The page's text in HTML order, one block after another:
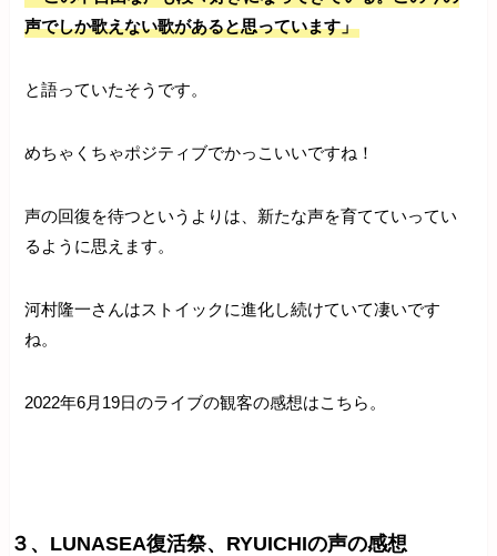
声でしか歌えない歌があると思っています」
と語っていたそうです。
めちゃくちゃポジティブでかっこいいですね！
声の回復を待つというよりは、新たな声を育てていってい
るように思えます。
河村隆一さんはストイックに進化し続けていて凄いです
ね。
2022年6月19日のライブの観客の感想はこちら。
３、LUNASEA復活祭、RYUICHIの声の感想